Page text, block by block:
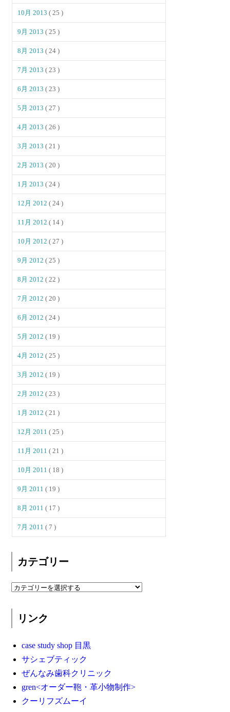
10月 2013( 25 )
9月 2013( 25 )
8月 2013( 24 )
7月 2013( 23 )
6月 2013( 23 )
5月 2013( 27 )
4月 2013( 26 )
3月 2013( 21 )
2月 2013( 20 )
1月 2013( 24 )
12月 2012( 24 )
11月 2012( 14 )
10月 2012( 27 )
9月 2012( 25 )
8月 2012( 22 )
7月 2012( 20 )
6月 2012( 24 )
5月 2012( 19 )
4月 2012( 25 )
3月 2012( 19 )
2月 2012( 23 )
1月 2012( 21 )
12月 2011( 25 )
11月 2011( 21 )
10月 2011( 18 )
9月 2011( 19 )
8月 2011( 17 )
7月 2011( 7 )
カテゴリー
リンク
case study shop 目黒
サシェブティック
ぜんなみ歯科クリニック
gren<オーダー鞄・革小物制作>
クーリフズムーイ